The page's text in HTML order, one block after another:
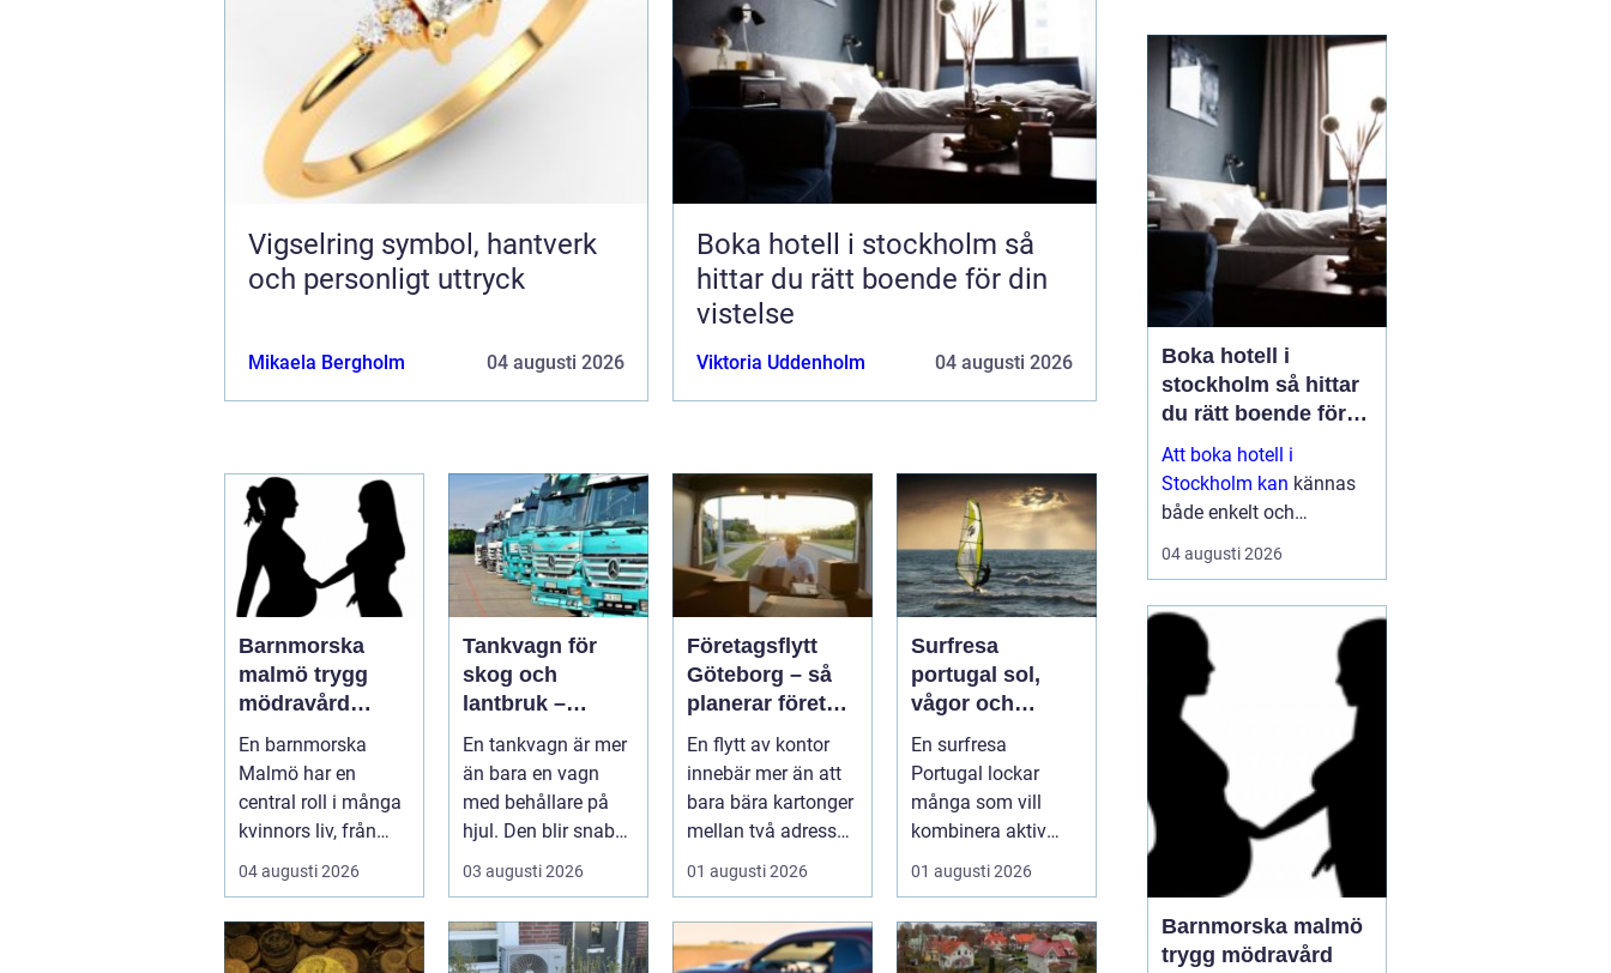
Vigselring symbol, hantverk
och personligt uttryck
Mikaela Bergholm 04 augusti 2026
Boka hotell i stockholm så
hittar du rätt boende för din
vistelse
Viktoria Uddenholm 04 augusti 2026
Barnmorska
malmö trygg
mödravård
genom hela livet
En barnmorska
Malmö har en
central roll i många
kvinnors liv, från
preventivmedelsråd
givninge...
04 augusti 2026
Tankvagn för
skog och
lantbruk –
funktion,
säkerhet och
smarta val
En tankvagn är mer
än bara en vagn
med behållare på
hjul. Den blir snabbt
03 augusti 2026
Företagsflytt
Göteborg – så
planerar företag
en smidig och
trygg flytt
En flytt av kontor
innebär mer än att
bara bära kartonger
mellan två adresser.
01 augusti 2026
Surfresa
portugal sol,
vågor och
gemenskap året
runt
En surfresa
Portugal lockar
många som vill
kombinera aktiv
semester med
avkoppling, god
mat och enke...
01 augusti 2026
djup. Samtidigt ska
ringen fungera i vard...
Boka hotell i
stockholm så hittar
du rätt boende för
din vistelse
Att boka hotell i
Stockholm kan kännas
både enkelt och
överväldigande på
samma gång. Utbudet är
och priserna kan skilja
sig mycket mellan olika
områden och säsonger.
Den som plane...
04 augusti 2026
Barnmorska malmö
trygg mödravård